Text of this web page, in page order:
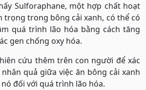
Sulforaphane, một hợp chất hoạt
trọng trong bông cải xanh, có thể có
quá trình lão hóa bằng cách tăng
gen chống oxy hóa.
cứu thêm trên con người để xác
quả giữa việc ăn bông cải xanh
đối với quá trình lão hóa.